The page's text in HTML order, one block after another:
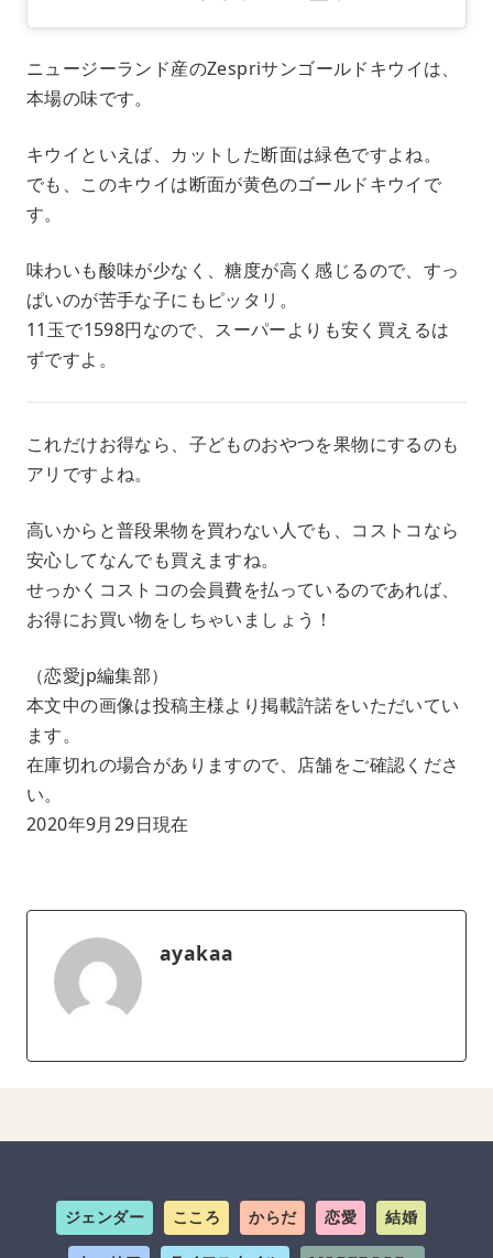
ニュージーランド産のZespriサンゴールドキウイは、
本場の味です。
キウイといえば、カットした断面は緑色ですよね。
でも、このキウイは断面が黄色のゴールドキウイで
す。
味わいも酸味が少なく、糖度が高く感じるので、すっ
ぱいのが苦手な子にもピッタリ。
11玉で1598円なので、スーパーよりも安く買えるは
ずですよ。
これだけお得なら、子どものおやつを果物にするのも
アリですよね。
高いからと普段果物を買わない人でも、コストコなら
安心してなんでも買えますね。
せっかくコストコの会員費を払っているのであれば、
お得にお買い物をしちゃいましょう！
（恋愛jp編集部）
本文中の画像は投稿主様より掲載許諾をいただいてい
ます。
在庫切れの場合がありますので、店舗をご確認くださ
い。
2020年9月29日現在
ayakaa
ジェンダー こころ からだ 恋愛 結婚